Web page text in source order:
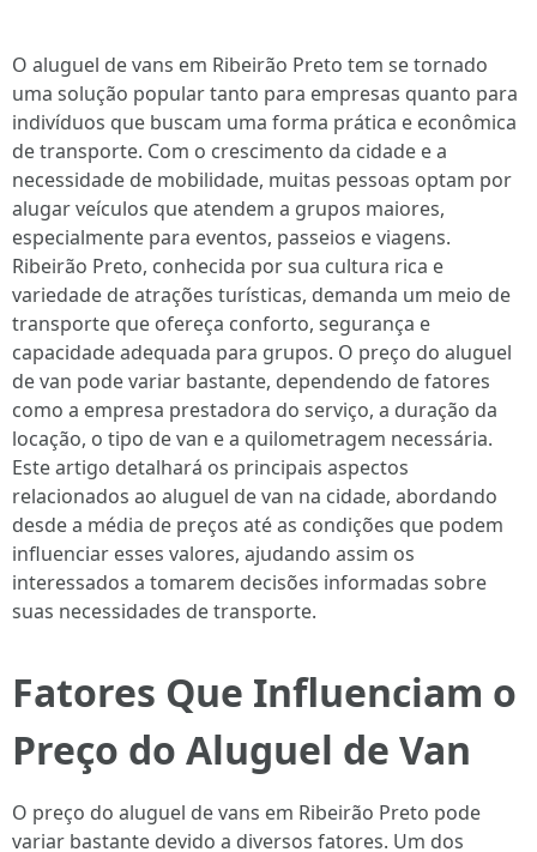
O aluguel de vans em Ribeirão Preto tem se tornado
uma solução popular tanto para empresas quanto para
indivíduos que buscam uma forma prática e econômica
de transporte. Com o crescimento da cidade e a
necessidade de mobilidade, muitas pessoas optam por
alugar veículos que atendem a grupos maiores,
especialmente para eventos, passeios e viagens.
Ribeirão Preto, conhecida por sua cultura rica e
variedade de atrações turísticas, demanda um meio de
transporte que ofereça conforto, segurança e
capacidade adequada para grupos. O preço do aluguel
de van pode variar bastante, dependendo de fatores
como a empresa prestadora do serviço, a duração da
locação, o tipo de van e a quilometragem necessária.
Este artigo detalhará os principais aspectos
relacionados ao aluguel de van na cidade, abordando
desde a média de preços até as condições que podem
influenciar esses valores, ajudando assim os
interessados a tomarem decisões informadas sobre
suas necessidades de transporte.
Fatores Que Influenciam o
Preço do Aluguel de Van
O preço do aluguel de vans em Ribeirão Preto pode
variar bastante devido a diversos fatores. Um dos